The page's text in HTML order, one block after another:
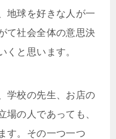
地球を好きな人が一
て社会全体の意思決
くと思います。
学校の先生、お店の
場の人であっても、
す。その一つ一つ